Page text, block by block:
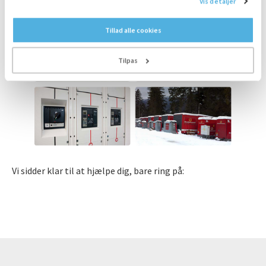
Tillad alle cookies
Tilpas
Vi sidder klar til at hjælpe dig, bare ring på: